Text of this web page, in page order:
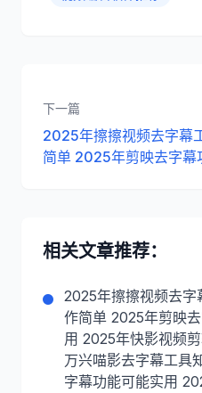
下一篇
2025年擦擦视频去字幕
简单 2025年剪映去字幕功能受欢迎很多人用
年CapCut国际版去字幕
相关文章推荐：
2025年擦擦视频去字
作简单 2025年剪映
用 2025年快影视频
万兴喵影去字幕工具
字幕功能可能实用